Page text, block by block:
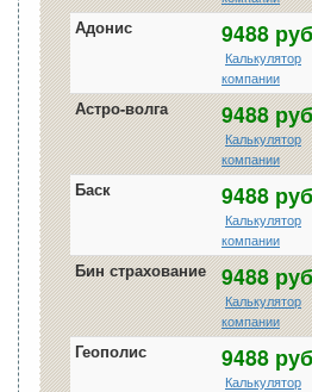
Адонис 9488 руб
Калькулятор
компании
Астро-волга 9488 руб
Калькулятор
компании
Баск 9488 руб
Калькулятор
компании
Бин страхование 9488 руб
Калькулятор
компании
Геополис 9488 руб
Калькулятор